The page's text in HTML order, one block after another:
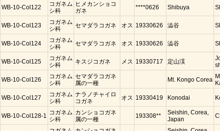
WB-10-Col122
コガネム
シ科
ヒメカンショコ
ガネ
****0626 Shibuya
WB-10-Col123
コガネム
シ科
セマダラコガネ オス 19330626 澁谷
WB-10-Col124
コガネム
シ科
セマダラコガネ オス 19330626 澁谷
WB-10-Col125
コガネム
シ科
キスジコガネ メス 19330717 定山渓
WB-10-Col126
コガネム
シ科
セマダラコガネ
属の一種
Mt. Kongo Corea
WB-10-Col127
コガネム
シ科
ナラノチャイロ
コガネ
オス 19330419 Konodai
WB-10-Col128-1 コガネム
シ科
カンショコガネ
属の一種
193308**
Seishin, Corea,
Japan